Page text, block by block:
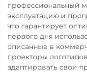
профессиональный
эксплуатацию и
что гарантирует
первого дня
описанные в
проекторы
адаптировать свои